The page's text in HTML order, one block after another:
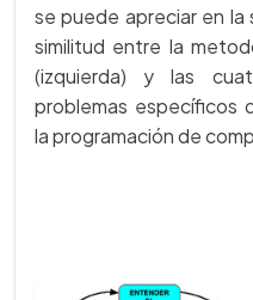
se puede apreciar en
similitud entre la
(izquierda) y las
problemas específicos
la programación de